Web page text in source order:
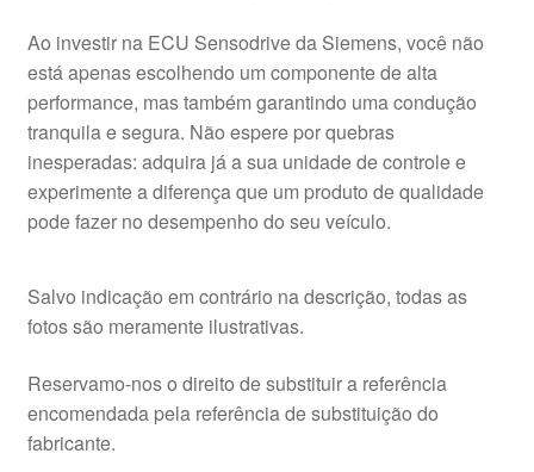
Ao investir na ECU Sensodrive da Siemens, você não
está apenas escolhendo um componente de alta
performance, mas também garantindo uma condução
tranquila e segura. Não espere por quebras
inesperadas: adquira já a sua unidade de controle e
experimente a diferença que um produto de qualidade
pode fazer no desempenho do seu veículo.
Salvo indicação em contrário na descrição, todas as
fotos são meramente ilustrativas.
Reservamo-nos o direito de substituir a referência
encomendada pela referência de substituição do
fabricante.